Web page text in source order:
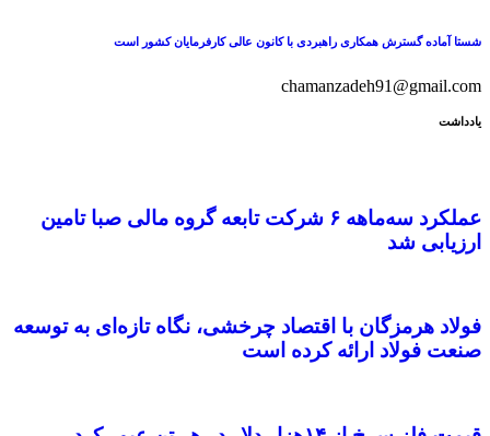
شستا آماده گسترش همکاری راهبردی با کانون عالی کارفرمایان کشور است
chamanzadeh91@gmail.com
یادداشت
عملکرد سه‌ماهه ۶ شرکت‌ تابعه گروه مالی صبا تامین
ارزیابی شد
فولاد هرمزگان با اقتصاد چرخشی، نگاه تازه‌ای به توسعه
صنعت فولاد ارائه کرده است